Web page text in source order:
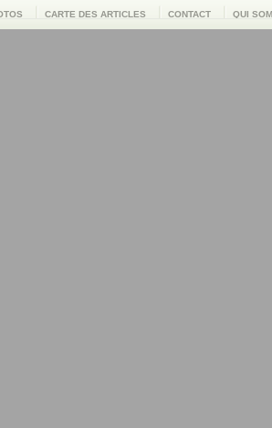
CARTE DES ARTICLES CONTACT QUI